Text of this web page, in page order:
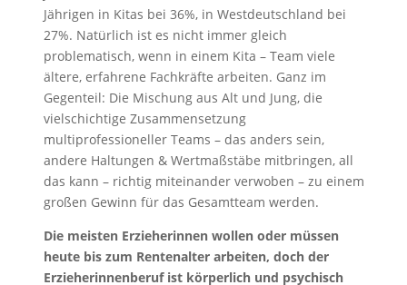
Jährigen in Kitas bei 36%, in Westdeutschland bei
27%. Natürlich ist es nicht immer gleich
problematisch, wenn in einem Kita – Team viele
ältere, erfahrene Fachkräfte arbeiten. Ganz im
Gegenteil: Die Mischung aus Alt und Jung, die
vielschichtige Zusammensetzung
multiprofessioneller Teams – das anders sein,
andere Haltungen & Wertmaßstäbe mitbringen, all
das kann – richtig miteinander verwoben – zu einem
großen Gewinn für das Gesamtteam werden.
Die meisten Erzieherinnen wollen oder müssen
heute bis zum Rentenalter arbeiten, doch der
Erzieherinnenberuf ist körperlich und psychisch